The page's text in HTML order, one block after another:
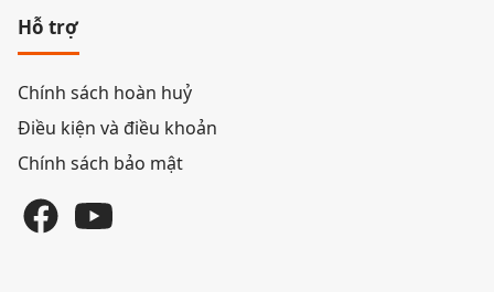
Hỗ trợ
Chính sách hoàn huỷ
Điều kiện và điều khoản
Chính sách bảo mật